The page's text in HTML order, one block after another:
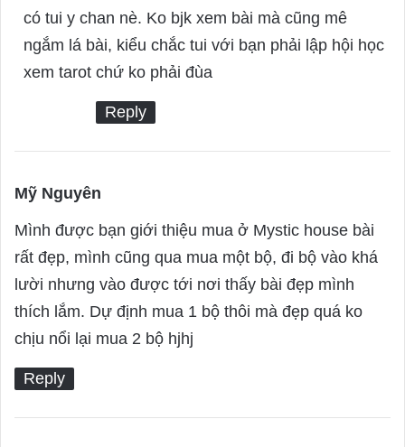
a
y
s
:
có tui y chan nè. Ko bjk xem bài mà cũng mê
ngắm lá bài, kiểu chắc tui với bạn phải lập hội học
xem tarot chứ ko phải đùa
Reply
Mỹ Nguyên
a
y
s
:
Mình được bạn giới thiệu mua ở Mystic house bài
rất đẹp, mình cũng qua mua một bộ, đi bộ vào khá
lười nhưng vào được tới nơi thấy bài đẹp mình
thích lắm. Dự định mua 1 bộ thôi mà đẹp quá ko
chịu nổi lại mua 2 bộ hjhj
Reply